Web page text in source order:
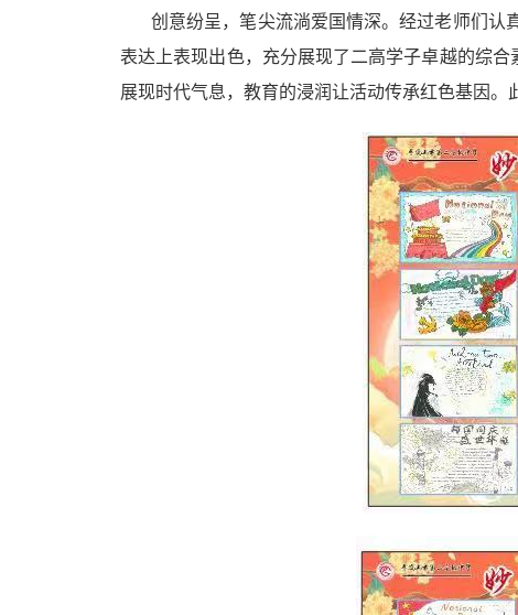
创意纷呈，笔尖流淌爱国情深。经过老师们认
表达上表现出色，充分展现了二高学子卓越的综合
展现时代气息，教育的浸润让活动传承红色基因。